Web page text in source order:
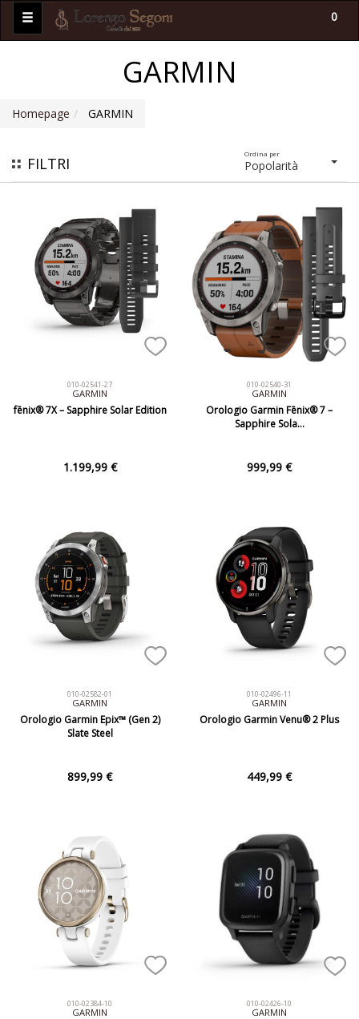
0
GARMIN
Homepage GARMIN
FILTRI
Ordina per
Popolarità
010-02541-27
GARMIN
fēnix® 7X – Sapphire Solar Edition
1.199,99 €
010-02540-31
GARMIN
Orologio Garmin Fēnix® 7 –
Sapphire Sola…
999,99 €
010-02582-01
GARMIN
Orologio Garmin Epix™ (Gen 2)
Slate Steel
899,99 €
010-02496-11
GARMIN
Orologio Garmin Venu® 2 Plus
449,99 €
010-02384-10
GARMIN
010-02426-10
GARMIN